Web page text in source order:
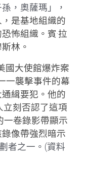
，奧薩瑪」，
是基地組織的
怖組織。賓·拉
林。
國大使館爆炸案
一襲擊事件的幕
緝要犯。他的
立刻否認了這項
一卷錄影帶顯示
像帶強烈暗示
者之一。(資料